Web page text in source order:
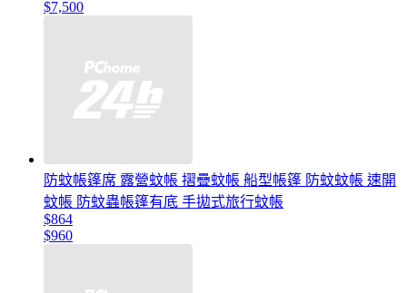
$7,500
防蚊帳篷席 露營蚊帳 摺疊蚊帳 船型帳篷 防蚊蚊帳 速開
蚊帳 防蚊蟲帳篷有底 手拋式旅行蚊帳
$864
$960